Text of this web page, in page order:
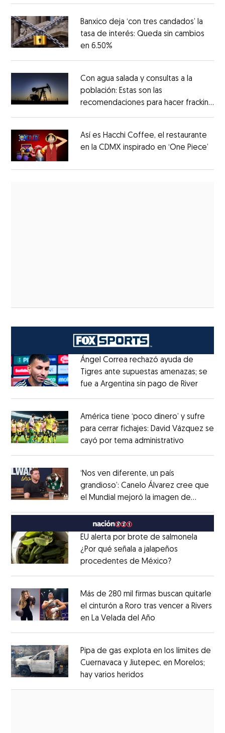
Banxico deja ‘con tres candados’ la
tasa de interés: Queda sin cambios
en 6.50%
Con agua salada y consultas a la
población: Estas son las
recomendaciones para hacer fracking
Así es Hacchi Coffee, el restaurante
en la CDMX inspirado en ‘One Piece’
Ángel Correa rechazó ayuda de
Tigres ante supuestas amenazas; se
fue a Argentina sin pago de RiverOpens
América tiene ‘poco dinero’ y sufre
para cerrar fichajes: David Vázquez se
cayó por tema administrativo
‘Nos ven diferente, un país
grandioso’: Canelo Álvarez cree que
el Mundial mejoró la imagen de
MéxicoOpens in new window
EU alerta por brote de salmonela
¿Por qué señala a jalapeños
procedentes de México?Opens in new
Más de 280 mil firmas buscan quitarle
el cinturón a Roro tras vencer a Rivers
en La Velada del Año
Pipa de gas explota en los límites de
Cuernavaca y Jiutepec, en Morelos;
hay varios heridos